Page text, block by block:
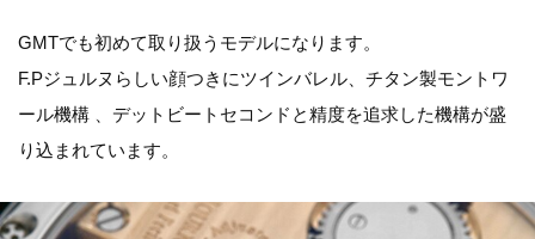
GMTでも初めて取り扱うモデルになります。
F.Pジュルヌらしい顔つきにツインバレル、チタン製モントワ
ール機構 、デットビートセコンドと精度を追求した機構が盛
り込まれています。